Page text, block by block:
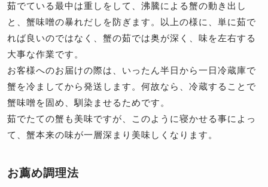
茹でている最中は重しをして、沸騰による蟹の動き出し
と、蟹味噌の暴れだしを防ぎます。以上の様に、単に茹で
れば良いのではなく、蟹の茹では奥が深く、味を左右する
大事な作業です。
お客様へのお届けの際は、いったん半日から一日冷蔵庫で
蟹を冷ましてから発送します。何故なら、冷蔵することで
蟹味噌を固め、馴染ませるためです。
茹でたての蟹も美味ですが、このように寝かせる事によっ
て、蟹本来の味が一層深まり美味しくなります。
お薦め調理法